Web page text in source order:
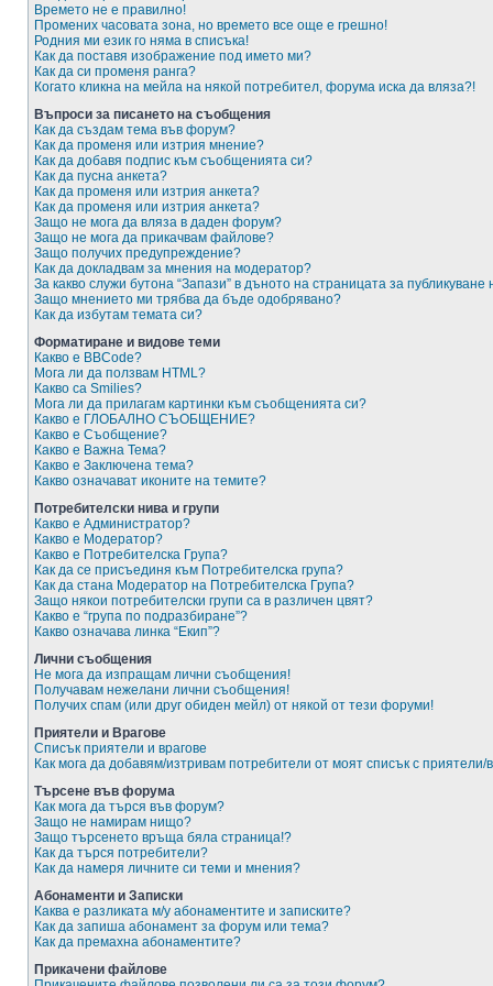
Времето не е правилно!
Промених часовата зона, но времето все още е грешно!
Родния ми език го няма в списъка!
Как да поставя изображение под името ми?
Как да си променя ранга?
Когато кликна на мейла на някой потребител, форума иска да вляза?!
Въпроси за писането на съобщения
Как да създам тема във форум?
Как да променя или изтрия мнение?
Как да добавя подпис към съобщенията си?
Как да пусна анкета?
Как да променя или изтрия анкета?
Как да променя или изтрия анкета?
Защо не мога да вляза в даден форум?
Защо не мога да прикачвам файлове?
Защо получих предупреждение?
Как да докладвам за мнения на модератор?
За какво служи бутона “Запази” в дъното на страницата за
Защо мнението ми трябва да бъде одобрявано?
Как да избутам темата си?
Форматиране и видове теми
Какво е BBCode?
Мога ли да ползвам HTML?
Какво са Smilies?
Мога ли да прилагам картинки към съобщенията си?
Какво е ГЛОБАЛНО СЪОБЩЕНИЕ?
Какво е Съобщение?
Какво е Важна Тема?
Какво е Заключена тема?
Какво означават иконите на темите?
Потребителски нива и групи
Какво е Администратор?
Какво е Модератор?
Какво е Потребителска Група?
Как да се присъединя към Потребителска група?
Как да стана Модератор на Потребителска Група?
Защо някои потребителски групи са в различен цвят?
Какво е “група по подразбиране”?
Какво означава линка “Екип”?
Лични съобщения
Не мога да изпращам лични съобщения!
Получавам нежелани лични съобщения!
Получих спам (или друг обиден мейл) от някой от тези форуми!
Приятели и Врагове
Списък приятели и врагове
Как мога да добавям/изтривам потребители от моят списък с приятели/
Търсене във форума
Как мога да търся във форум?
Защо не намирам нищо?
Защо търсенето връща бяла страница!?
Как да търся потребители?
Как да намеря личните си теми и мнения?
Абонаменти и Записки
Каква е разликата м/у абонаментите и записките?
Как да запиша абонамент за форум или тема?
Как да премахна абонаментите?
Прикачени файлове